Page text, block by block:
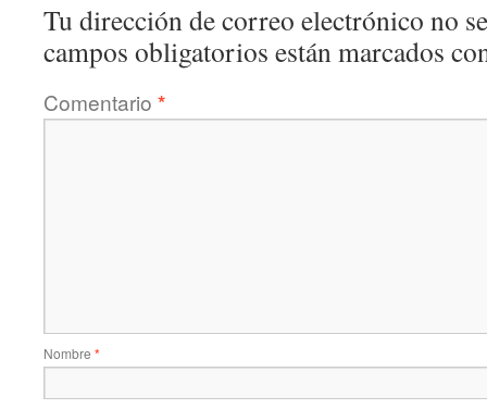
Tu dirección de correo electrónico no
campos obligatorios están marcados
Comentario *
Nombre *